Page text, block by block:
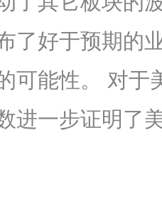
了好于预期
可能性。 对于
进一步证明了